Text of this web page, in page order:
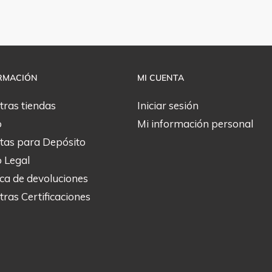
tiendas
para Depósito
Legal
de devoluciones
Certificaciones
MI CUENTA
Iniciar sesión
Mi información personal